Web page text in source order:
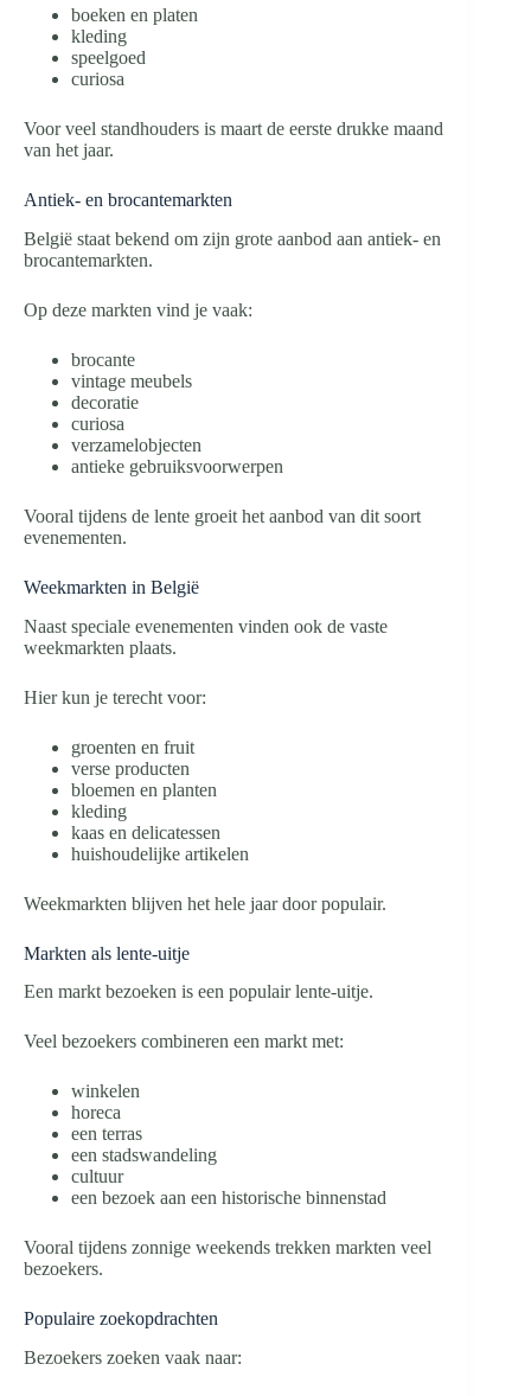
boeken en platen
kleding
speelgoed
curiosa
Voor veel standhouders is maart de eerste drukke maand
van het jaar.
Antiek- en brocantemarkten
België staat bekend om zijn grote aanbod aan antiek- en
brocantemarkten.
Op deze markten vind je vaak:
brocante
vintage meubels
decoratie
curiosa
verzamelobjecten
antieke gebruiksvoorwerpen
Vooral tijdens de lente groeit het aanbod van dit soort
evenementen.
Weekmarkten in België
Naast speciale evenementen vinden ook de vaste
weekmarkten plaats.
Hier kun je terecht voor:
groenten en fruit
verse producten
bloemen en planten
kleding
kaas en delicatessen
huishoudelijke artikelen
Weekmarkten blijven het hele jaar door populair.
Markten als lente-uitje
Een markt bezoeken is een populair lente-uitje.
Veel bezoekers combineren een markt met:
winkelen
horeca
een terras
een stadswandeling
cultuur
een bezoek aan een historische binnenstad
Vooral tijdens zonnige weekends trekken markten veel
bezoekers.
Populaire zoekopdrachten
Bezoekers zoeken vaak naar: